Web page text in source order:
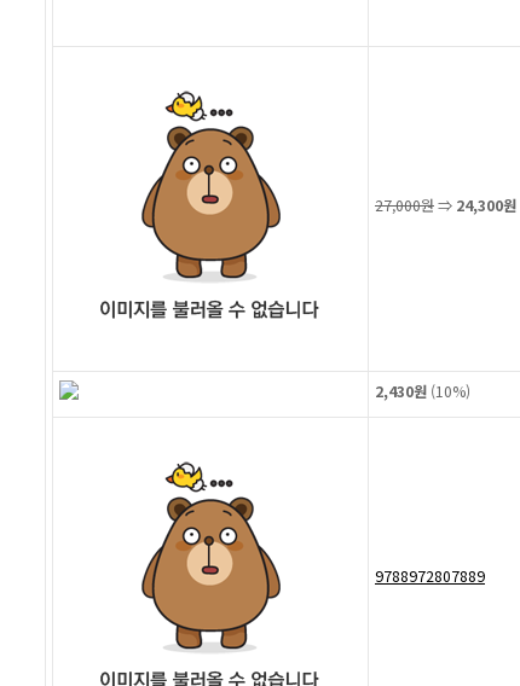
27,000원⇒ 24,300원
2,430원 (10%)
9788972807889